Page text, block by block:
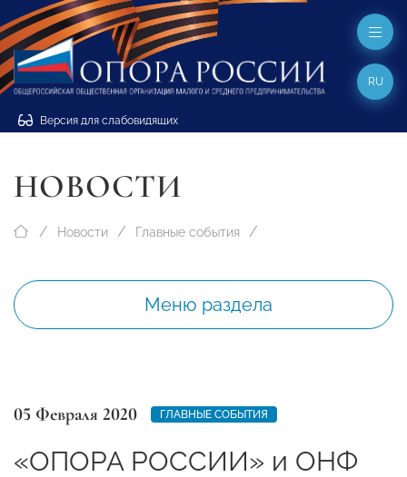
Версия для слабовидящих
RU
НОВОСТИ
Новости Главные события
Меню раздела
05 Февраля 2020 ГЛАВНЫЕ СОБЫТИЯ
«ОПОРА РОССИИ» и ОНФ